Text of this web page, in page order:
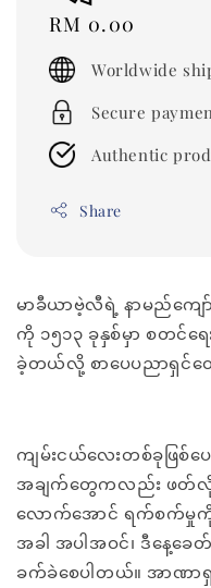
Regular
price
RM 0.00
Worldwide
Secure
Authentic
Share
မာခီယာဗဲ့လီရဲ့ နာမည်ကျော်
ကို ၁၅၁၃ ခုနှစ်မှာ စတင်ရေ
ခဲ့တယ်လို့ စာပေပညာရှင်
ကျမ်းငယ်လေးတစ်ခုဖြစ်ပေ
အချက်တွေကလည်း ဖတ်လို
လောက်အောင် ရက်စက်မှု
အခါ အပါအဝင်၊ ဒီနေ့
ခက်ခဲစေပါတယ်။ အာဏာရှင်